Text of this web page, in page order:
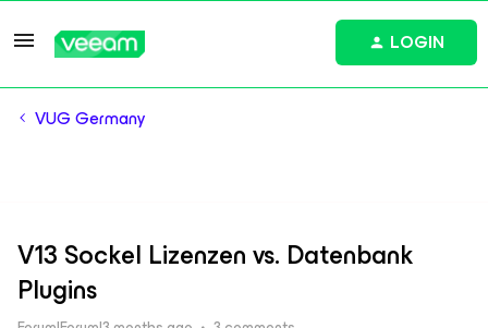
LOGIN
VUG Germany
V13 Sockel Lizenzen vs. Datenbank
Plugins